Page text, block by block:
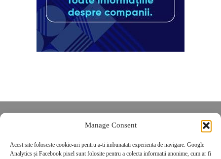
Manage Consent
Acest site foloseste cookie-uri pentru a-ti imbunatati experienta de navigare. Google
Analytics și Facebook pixel sunt folosite pentru a colecta informatii anonime, cum ar fi
POLITICĂ DE CONFIDENȚIALITATE